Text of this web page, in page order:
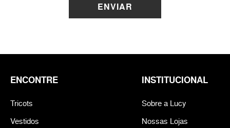
ENVIAR
ENCONTRE
Tricots
Vestidos
INSTITUCIONAL
Sobre a Lucy
Nossas Lojas